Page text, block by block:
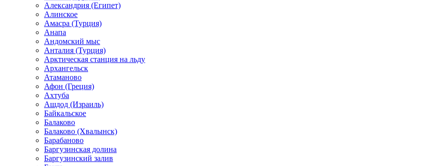
Александрия (Египет)
Алинское
Амасра (Турция)
Анапа
Андомский мыс
Анталия (Турция)
Арктическая станция на льду
Архангельск
Атаманово
Афон (Греция)
Ахтуба
Ашдод (Израиль)
Байкальское
Балаково
Балаково (Хвалынск)
Барабаново
Баргузинская долина
Баргузинский залив